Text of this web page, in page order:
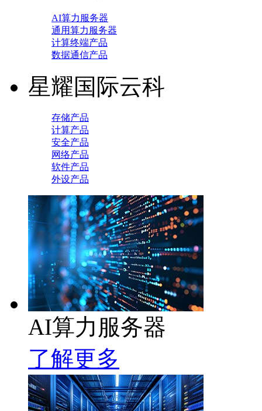
AI算力服务器
通用算力服务器
计算终端产品
数据通信产品
星耀国际云科
存储产品
计算产品
安全产品
网络产品
软件产品
外设产品
AI算力服务器
了解更多